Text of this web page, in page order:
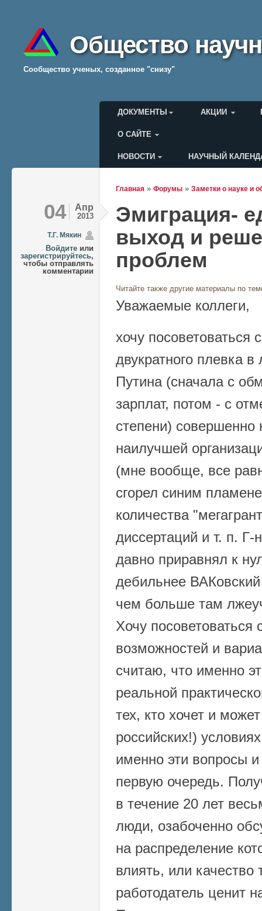
Общество
Cообщество ученых, созданное "снизу"
Главное меню
ДОКУМЕНТЫ АКЦИИ
О САЙТЕ
Меню пользователя
НОВОСТИ НАУЧНЫЙ
Главная » Форумы » Заметки о науке и
04 Апр
2013
Т.Г. Мякин
Войдите или
зарегистрируйтесь,
чтобы отправлять
комментарии
Эмиграция-
выход и
проблем
Читайте также другие материалы по
Уважаемые коллеги,
хочу
двукратного плевка
Путина (сначала с
зарплат, потом - с
степени)
наилучшей
(мне вообще, все
сгорел синим
количества
диссертаций и т. п.
давно приравнял к
дебильнее
чем больше там
Хочу посоветоваться
возможностей и
считаю, что именно
реальной
тех, кто хочет и
российских!)
именно эти вопросы
первую очередь.
в течение 20 лет
люди, озабоченно
на распределение
влиять, или качество
работодатель ценит